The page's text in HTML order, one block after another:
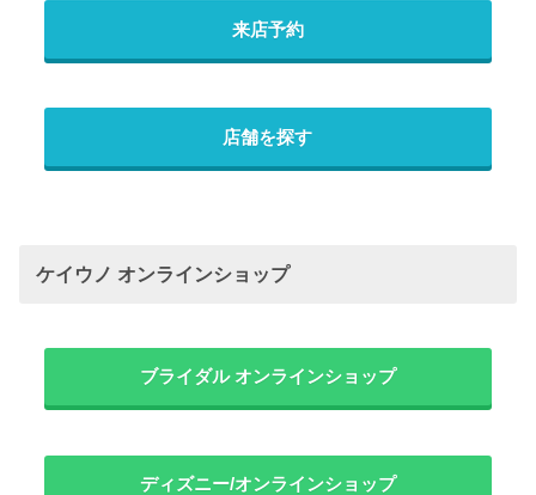
来店予約
店舗を探す
ケイウノ オンラインショップ
ブライダル オンラインショップ
ディズニー/オンラインショップ